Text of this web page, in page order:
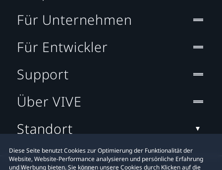
Diese Seite benutzt Cookies zur Optimierung der Funktionalität der
Website, Website-Performance analysieren und persönliche Erfahrung
und Werbung bieten. Sie können unsere Cookies durch Klicken auf die
Für Unternehmen
Für Entwickler
Support
Über VIVE
Standort